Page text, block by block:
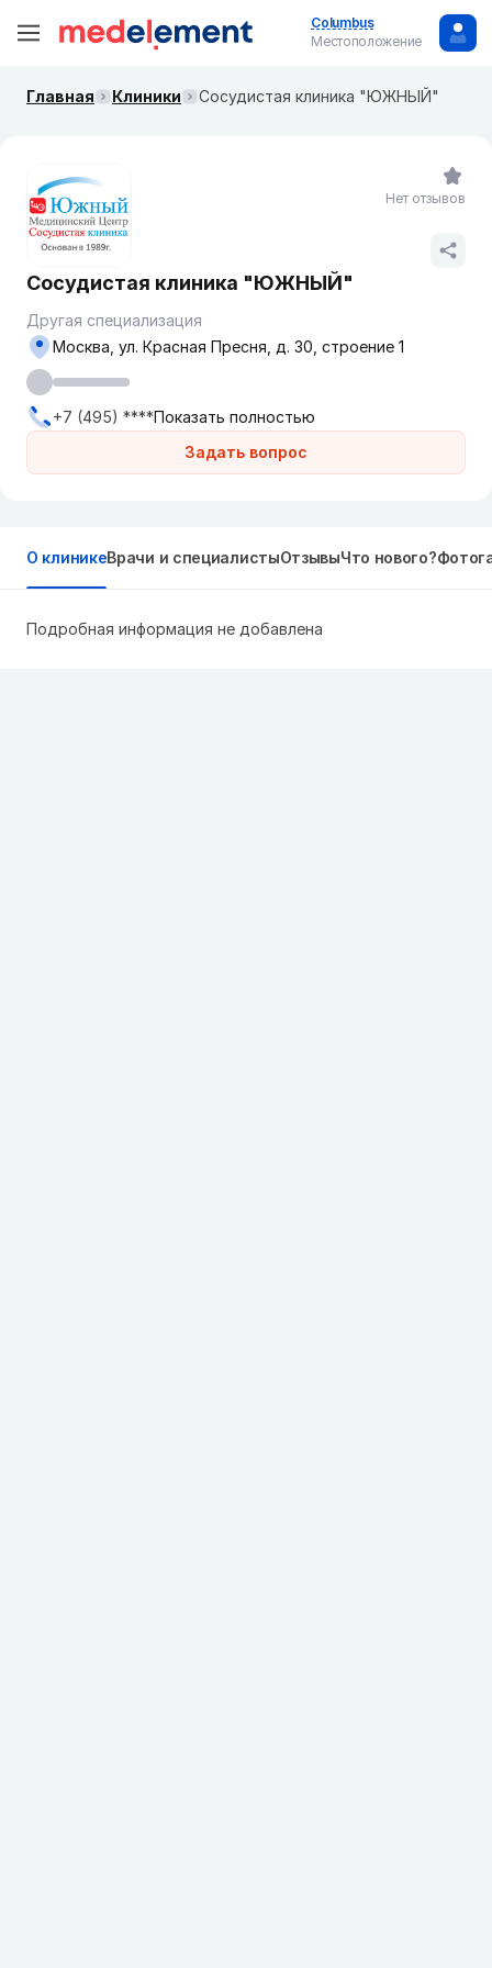
Columbus
Местоположение
Главная Клиники Сосудистая клиника "ЮЖНЫЙ"
Сосудистая клиника "ЮЖНЫЙ"
Другая специализация
Задать вопрос
Москва, ул. Красная Пресня, д. 30, строение 1
+7 (495) ****Показать полностью
Нет отзывов
О клиникеВрачи и специалистыОтзывыЧто нового?
Подробная информация не добавлена